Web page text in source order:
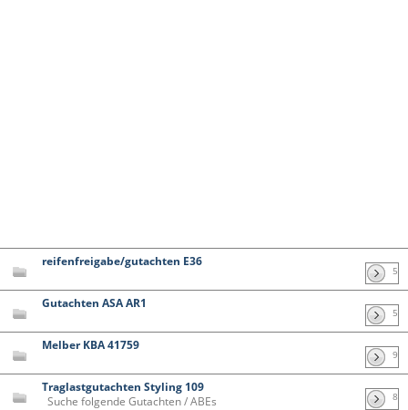
reifenfreigabe/gutachten E36
5
Gutachten ASA AR1
5
Melber KBA 41759
9
Traglastgutachten Styling 109
Suche folgende Gutachten / ABEs
8